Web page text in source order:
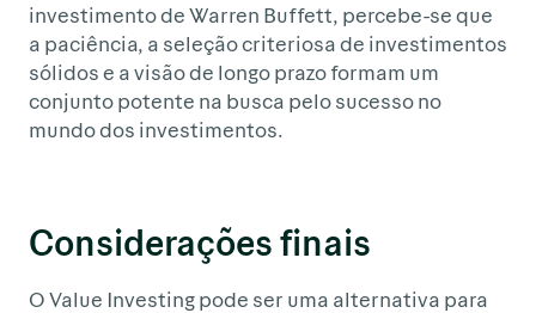
investimento de Warren Buffett, percebe-se que
a paciência, a seleção criteriosa de investimentos
sólidos e a visão de longo prazo formam um
conjunto potente na busca pelo sucesso no
mundo dos investimentos.
Considerações finais
O Value Investing pode ser uma alternativa para